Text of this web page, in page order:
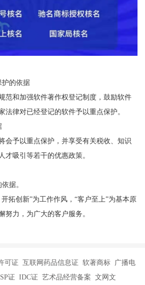
护的依据
范和加强软件著作权登记制度，鼓励软件
法律对已经登记的软件予以重点保护。
会予以重点保护，并享受有关税收、知识
才吸引等若干的优惠政策。
据。
拓创新”为工作作风，“客户至上”为基本原
努力，为广大的客户服务。
可证 互联网药品信息证 软著商标 广播电
证 IDC证 艺术品经营备案 文网文